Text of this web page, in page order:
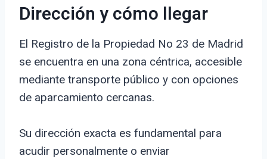
Dirección y cómo llegar
El Registro de la Propiedad No 23 de Madrid
se encuentra en una zona céntrica, accesible
mediante transporte público y con opciones
de aparcamiento cercanas.
Su dirección exacta es fundamental para
acudir personalmente o enviar